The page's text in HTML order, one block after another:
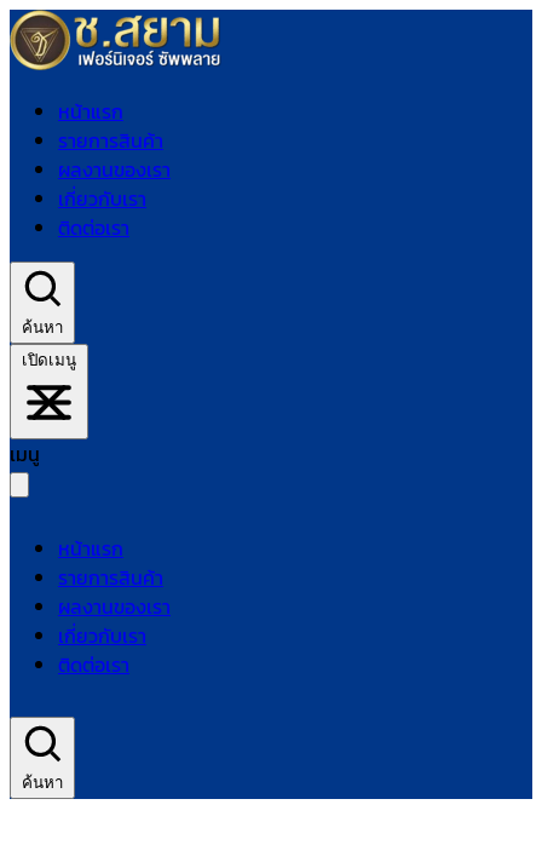
หน้าแรก
รายการสินค้า
ผลงานของเรา
เกี่ยวกับเรา
ติดต่อเรา
ค้นหา
เปิดเมนู
เมนู
หน้าแรก
รายการสินค้า
ผลงานของเรา
เกี่ยวกับเรา
ติดต่อเรา
ค้นหา